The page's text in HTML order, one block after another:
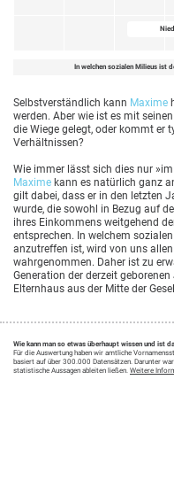
In welchen sozialen Milieus ist
Selbstverständlich kann Maxime
werden. Aber wie ist es mit
die Wiege gelegt, oder kommt er
Verhältnissen?
Wie immer lässt sich dies nur
Maxime kann es natürlich ganz
gilt dabei, dass er in den letzten
wurde, die sowohl in Bezug auf
ihres Einkommens weitgehend
entsprechen. In welchem
anzutreffen ist, wird von uns
wahrgenommen. Daher ist zu
Generation der derzeit
Elternhaus aus der Mitte der
Wie kann man so etwas überhaupt wissen und ist
Für die Auswertung haben wir amtliche
basiert auf über 300.000 Datensätzen. Darunter
statistische Aussagen ableiten ließen. Weitere